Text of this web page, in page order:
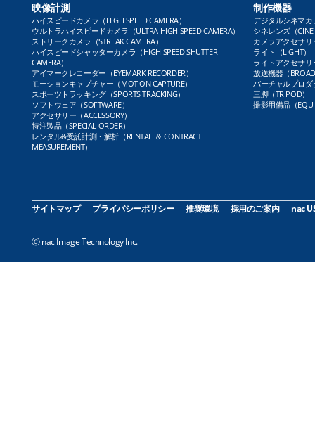
映像計測
ハイスピードカメラ（HIGH SPEED CAMERA）
ウルトラハイスピードカメラ（ULTRA HIGH SPEED CAMERA）
ストリークカメラ（STREAK CAMERA）
ハイスピードシャッターカメラ（HIGH SPEED SHUTTER
CAMERA）
アイマークレコーダー（EYEMARK RECORDER）
モーションキャプチャー（MOTION CAPTURE）
スポーツトラッキング（SPORTS TRACKING）
ソフトウェア（SOFTWARE）
アクセサリー（ACCESSORY）
特注製品（SPECIAL ORDER）
レンタル&受託計測・解析（RENTAL ＆ CONTRACT
MEASUREMENT）
制作機器
デジタルシネマカ
シネレンズ（CINE
カメラアクセサリ
ライト（LIGHT）
ライトアクセサリ
放送機器（
バーチャルプロダ
三脚（TRIPOD）
撮影用備品（
サイトマップ プライバシーポリシー 推奨環境 採用のご案内 nac
Ⓒ nac Image Technology Inc.